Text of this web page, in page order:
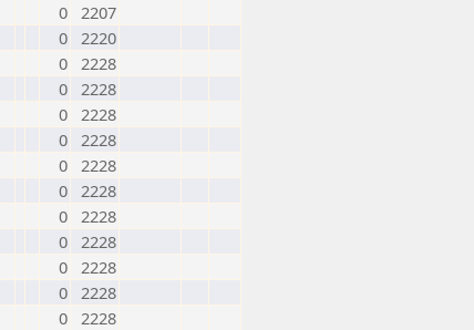
0 2207
0 2220
0 2228
0 2228
0 2228
0 2228
0 2228
0 2228
0 2228
0 2228
0 2228
0 2228
0 2228